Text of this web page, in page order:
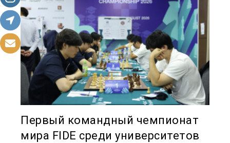
Первый командный чемпионат
мира FIDE среди университетов